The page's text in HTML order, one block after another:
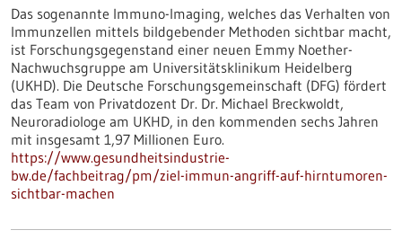
Das sogenannte Immuno-Imaging, welches das Verhalten von
Immunzellen mittels bildgebender Methoden sichtbar macht,
ist Forschungsgegenstand einer neuen Emmy Noether-
Nachwuchsgruppe am Universitätsklinikum Heidelberg
(UKHD). Die Deutsche Forschungsgemeinschaft (DFG) fördert
das Team von Privatdozent Dr. Dr. Michael Breckwoldt,
Neuroradiologe am UKHD, in den kommenden sechs Jahren
mit insgesamt 1,97 Millionen Euro.
https://www.gesundheitsindustrie-
bw.de/fachbeitrag/pm/ziel-immun-angriff-auf-hirntumoren-
sichtbar-machen